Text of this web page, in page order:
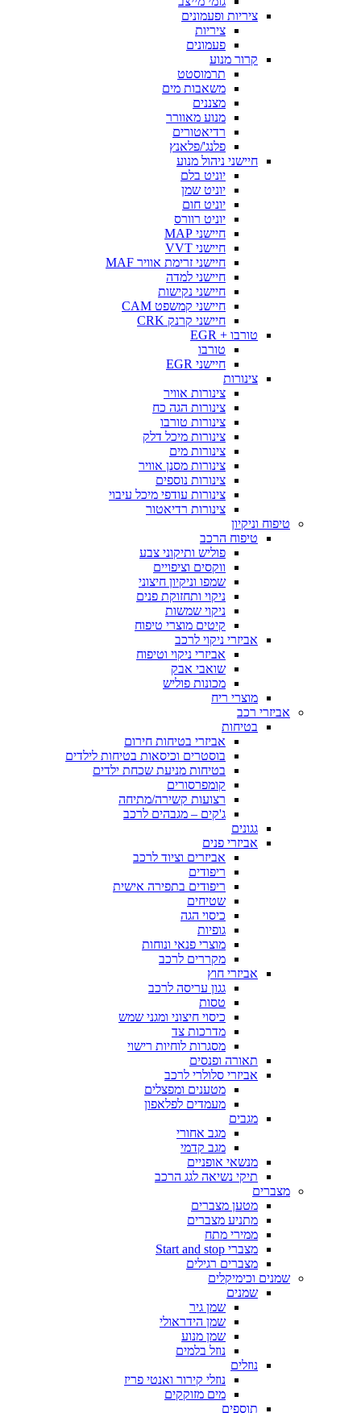
ציריות ופעמונים
ציריות
פעמונים
קרור מנוע
תרמוסטט
משאבות מים
מצננים
מנוע מאוורר
רדיאטורים
פלנג'/פלאנץ
חיישני ניהול מנוע
יוניט בלם
יוניט שמן
יוניט חום
יוניט רוורס
חיישני MAP
חיישני VVT
חיישני זרימת אוויר MAF
חיישני למדה
חיישני נקישות
חיישני קמשפט CAM
חיישני קרנק CRK
טורבו + EGR
טורבו
חיישני EGR
צינורות
צינורות אוויר
צינורות הגה כח
צינורות טורבו
צינורות מיכל דלק
צינורות מים
צינורות מסנן אוויר
צינורות נוספים
צינורות עודפי מיכל עיבוי
צינורות רדיאטור
טיפוח וניקיון
טיפוח הרכב
פוליש ותיקוני צבע
ווקסים וציפויים
שמפו וניקיון חיצוני
ניקוי ותחזוקת פנים
ניקוי שמשות
קיטים מוצרי טיפוח
אביזרי ניקוי לרכב
אביזרי ניקוי וטיפוח
שואבי אבק
מכונות פוליש
מוצרי ריח
אביזרי רכב
בטיחות
אביזרי בטיחות חירום
בוסטרים וכיסאות בטיחות לילדים
בטיחות מניעת שכחת ילדים
קומפרסורים
רצועות קשירה/מתיחה
ג'קים – מגבהים לרכב
גגונים
אביזרי פנים
אביזרים וציוד לרכב
ריפודים
ריפודים בתפירה אישית
שטיחים
כיסוי הגה
גופיות
מוצרי פנאי ונוחות
מקררים לרכב
אביזרי חוץ
גגון עריסה לרכב
טסות
כיסוי חיצוני ומגני שמש
מדרכות צד
מסגרות לוחיות רישוי
תאורה ופנסים
אביזרי סלולרי לרכב
מטענים ומפצלים
מעמדים לפלאפון
מגבים
מגב אחורי
מגב קדמי
מנשאי אופניים
תיקי נשיאה לגג הרכב
מצברים
מטען מצברים
מתניע מצברים
ממירי מתח
מצברי Start and stop
מצברים רגילים
שמנים וכימיקלים
שמנים
שמן גיר
שמן הידראולי
שמן מנוע
נוזל בלמים
נוזלים
נוזלי קירור ואנטי פריז
מים מזוקקים
תוספים